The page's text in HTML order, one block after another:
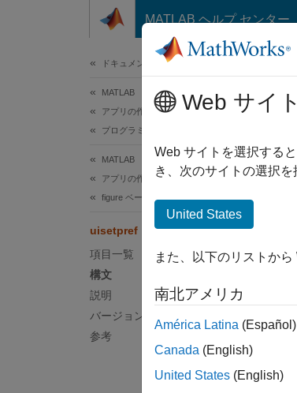
コンテンツへスキップ
MATLAB ヘルプ センター
ドキュメンテーションのホーム
MATLAB
アプリの作成
プログラミングによるアプリ開発
MATLAB
アプリの作成
figure ベースのアプリの更新
uisetpref
項目一覧
構文
説明
バージョン履歴
参考
Web サイ
Web サイトを選択する
き、次のサイトの選択を
United States
また、以下のリストか
南北アメリカ
América Latina (Español)
Canada (English)
United States (English)